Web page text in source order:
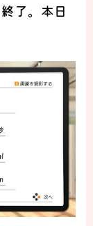
了。 本日